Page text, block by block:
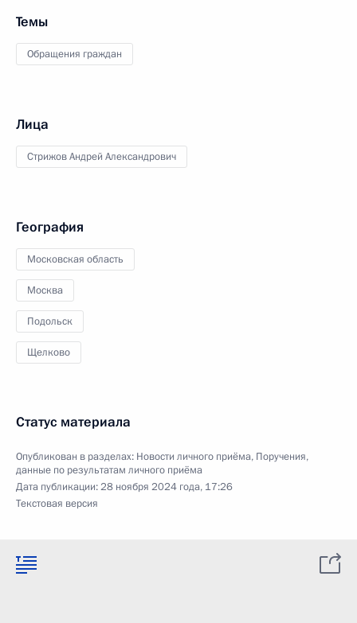
Темы
Обращения граждан
Лица
Стрижов Андрей Александрович
География
Московская область
Москва
Подольск
Щелково
Статус материала
Опубликован в разделах: Новости личного приёма, Поручения,
данные по результатам личного приёма
Дата публикации:28 ноября 2024 года, 17:26
Текстовая версия